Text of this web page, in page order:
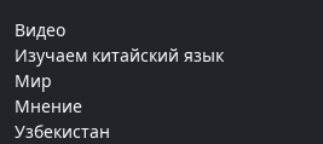
Видео
Изучаем китайский язык
Мир
Мнение
Узбекистан